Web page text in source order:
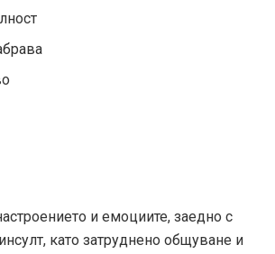
и емоциите, заедно с
като затруднено общуване и